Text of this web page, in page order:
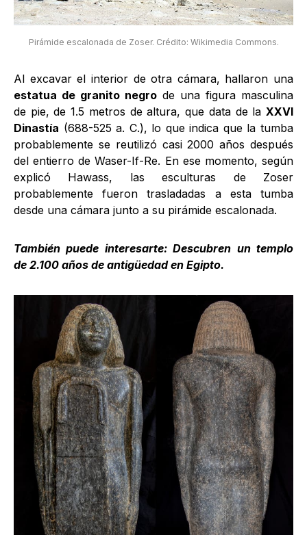
Pirámide escalonada de Zoser. Crédito: Wikimedia Commons.
Al excavar el interior de otra cámara, hallaron una
estatua de granito negro de una figura masculina
de pie, de 1.5 metros de altura, que data de la XXVI
Dinastía (688-525 a. C.), lo que indica que la tumba
probablemente se reutilizó casi 2000 años después
del entierro de Waser-If-Re. En ese momento, según
explicó Hawass, las esculturas de Zoser
probablemente fueron trasladadas a esta tumba
desde una cámara junto a su pirámide escalonada.
También puede interesarte:Descubren un templo
de 2.100 años de antigüedad en Egipto.